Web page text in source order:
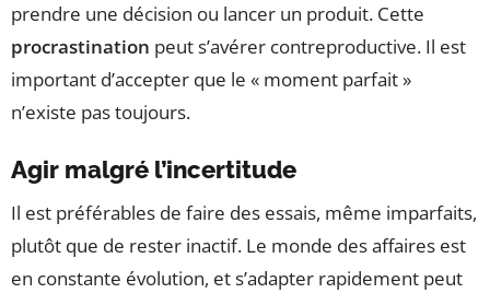
prendre une décision ou lancer un produit. Cette
procrastination peut s’avérer contreproductive. Il est
important d’accepter que le « moment parfait »
n’existe pas toujours.
Agir malgré l’incertitude
Il est préférables de faire des essais, même imparfaits,
plutôt que de rester inactif. Le monde des affaires est
en constante évolution, et s’adapter rapidement peut